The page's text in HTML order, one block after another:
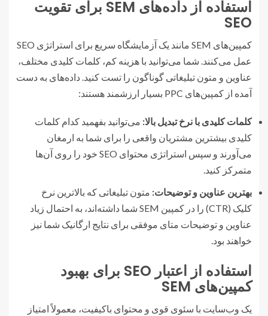
استفاده از داده‌های SEM برای تقویت
SEO
کمپین‌های SEM مانند یک آزمایشگاه سریع برای استراتژی SEO
عمل می‌کنند. شما می‌توانید با هزینه کم، کلمات کلیدی مختلف،
عناوین و متون تبلیغاتی گوناگون را تست کنید. داده‌های به دست
آمده از کمپین‌های PPC بسیار ارزشمند هستند:
کلمات کلیدی با نرخ تبدیل بالا: می‌توانید بفهمید کدام کلمات
کلیدی بیشترین مشتریان واقعی را برای شما به ارمغان
می‌آورند و سپس استراتژی محتوای SEO خود را روی آن‌ها
متمرکز کنید.
بهترین عناوین و توضیحات: متون تبلیغاتی که بالاترین نرخ
کلیک (CTR) را در کمپین SEM شما داشته‌اند، به احتمال زیاد
عناوین و توضیحات متای موفقی برای نتایج ارگانیک شما نیز
خواهند بود.
استفاده از اعتبار SEO برای بهبود
کمپین‌های SEM
یک وب‌سایت با سئوی قوی و محتوای باکیفیت، معمولاً امتیاز